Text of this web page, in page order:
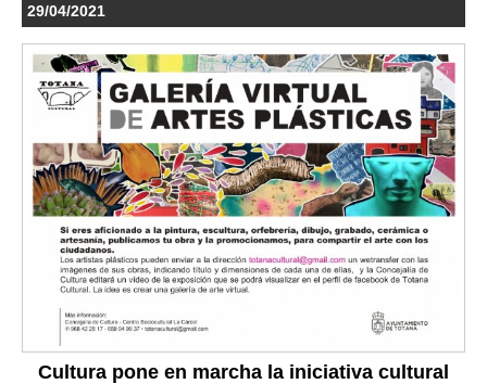
29/04/2021
Cultura pone en marcha la iniciativa cultural